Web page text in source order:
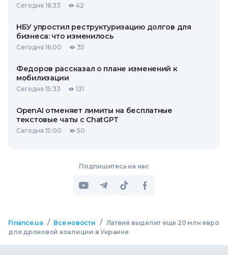
Сегодня 16:33 42
НБУ упростил реструктуризацию долгов для
бизнеса: что изменилось
Сегодня 16:00 35
Федоров рассказал о плане изменений к
мобилизации
Сегодня 15:33 131
OpenAI отменяет лимиты на бесплатные
текстовые чаты с ChatGPT
Сегодня 15:00 50
Подпишитесь на нас
Finance.ua / Все новости / Латвия выделит еще 20 млн евро
для дроновой коалиции в Украине